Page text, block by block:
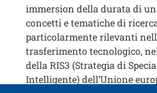
immersion della durata di
concetti e tematiche di
particolarmente rilevanti
trasferimento tecnologico,
della RIS3 (Strategia di
Intelligente) dell’Unione